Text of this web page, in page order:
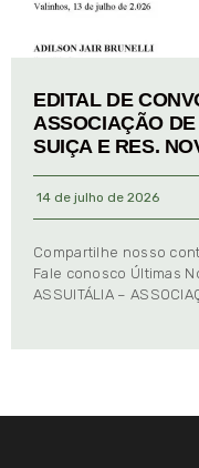
EDITAL DE
ASSOCIAÇÃO
SUIÇA E RES.
14 de julho de 2026
Compartilhe nosso
Fale conosco Últimas
ASSUITÁLIA –